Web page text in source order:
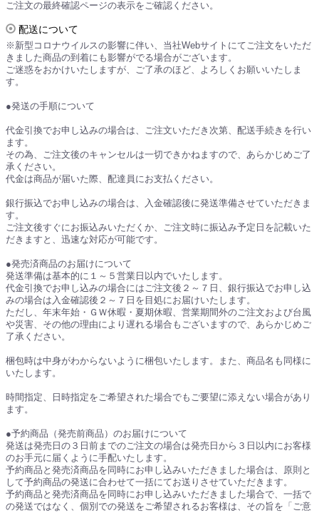
ご注文の最終確認ページの表示をご確認ください。
配送について
※新型コロナウイルスの影響に伴い、当社Webサイトにてご注文をいただ
きました商品の到着にも影響がでる場合がございます。
ご迷惑をおかけいたしますが、ご了承のほど、よろしくお願いいたしま
す。
●発送の手順について
代金引換でお申し込みの場合は、ご注文いただき次第、配送手続きを行い
ます。
その為、ご注文後のキャンセルは一切できかねますので、あらかじめご了
承ください。
代金は商品が届いた際、配達員にお支払ください。
銀行振込でお申し込みの場合は、入金確認後に発送準備させていただきま
す。
ご注文後すぐにお振込みいただくか、ご注文時に振込み予定日を記載いた
だきますと、迅速な対応が可能です。
●発売済商品のお届けについて
発送準備は基本的に１～５営業日以内でいたします。
代金引換でお申し込みの場合にはご注文後２～７日、銀行振込でお申し込
みの場合は入金確認後２～７日を目処にお届けいたします。
ただし、年末年始・ＧＷ休暇・夏期休暇、営業期間外のご注文および台風
や災害、その他の理由により遅れる場合もございますので、あらかじめご
了承ください。
梱包時は中身がわからないように梱包いたします。また、商品名も同様に
いたします。
時間指定、日時指定をご希望された場合でもご要望に添えない場合があり
ます。
●予約商品（発売前商品）のお届けについて
発送は発売日の３日前までのご注文の場合は発売日から３日以内にお客様
のお手元に届くように手配いたします。
予約商品と発売済商品を同時にお申し込みいただきました場合は、原則と
して予約商品の発送に合わせて一括にてお送りさせていただきます。
予約商品と発売済商品を同時にお申し込みいただきました場合で、一括で
の発送ではなく、個別での発送をご希望されるお客様は、その旨を「ご意